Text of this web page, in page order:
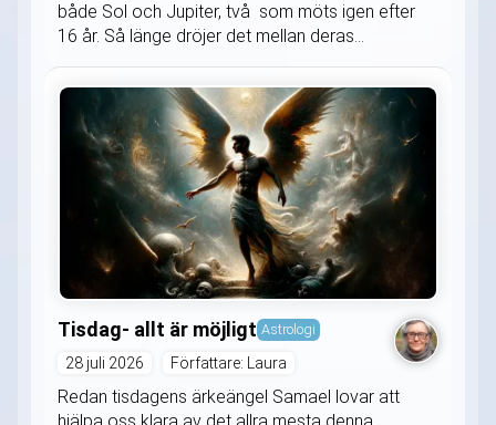
både Sol och Jupiter, två som möts igen efter
16 år. Så länge dröjer det mellan deras...
Tisdag- allt är möjligt Astrologi
28 juli 2026 Författare: Laura
Redan tisdagens ärkeängel Samael lovar att